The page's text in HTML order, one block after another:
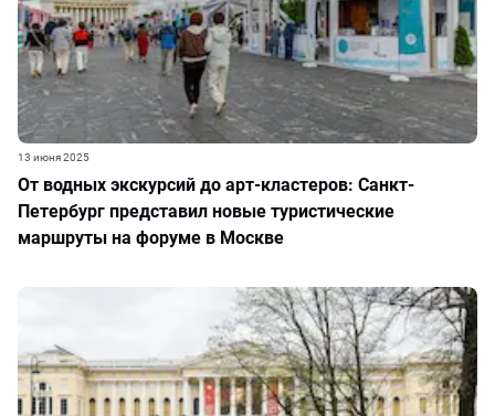
От водных экскурсий до арт-кластеров: Санкт-
Петербург представил новые туристические
маршруты на форуме в Москве
13 июня 2025